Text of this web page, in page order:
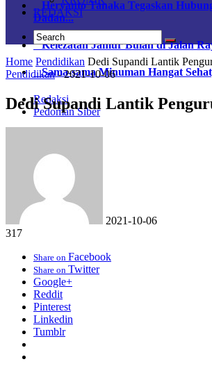
Heryanto Tanaka Tegaskan
Dadan...
Kelezatan Jamur Bulan di Jalan
Sama-sama Minuman Hangat
Redaksi
Pedoman Siber
REDAKSI
Home Pendidikan Dedi Supandi Lantik
Pendidikan-2021-10-06
Dedi Supandi Lantik
2021-10-06
317
Share on Facebook
Share on Twitter
Google+
Reddit
Pinterest
Linkedin
Tumblr